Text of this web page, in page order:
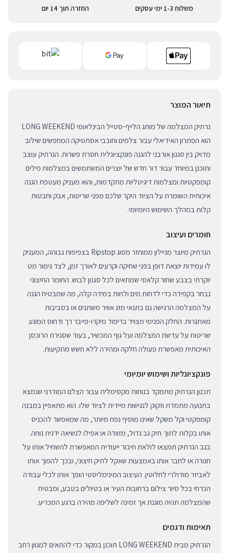
משלוח 1-3 ימי עסקים החזרה תוך 14 יום
תיאור המוצר
נרתיק המצלמה של מותג הלייף-סטייל הבינלאומי LONG WEEKEND
הוא הפתרון האידיאלי עבור צלמים וחובבי אסתטיקה המחפשים שילוב
מדויק בין סגנון אורבני להגנה פונקציונלית חסרת פשרות. הנרתיק עוצב
ותוכנן במיוחד עבור דור חדש של יוצרים המשתמשים במצלמות פילים
קומפקטיות ומצלמות דיגיטליות מתקדמות, והוא מעניק מעטפת הגנה
איכותית השומרת על הציוד היקר שלכם מפני שריטות, אבק וחבטות
קלות במהלך השימוש היומיומי.
חומרים ועיצוב
הנרתיק מיוצר מניילון ממוחזר מסוג Ripstop בצפיפות גבוהה, המעניק
לו עמידות יוצאת דופן בפני שחיקה וקרעים לאורך זמן, לצד גימור מט
יוקרתי בצבע שחור קלאסי שמתאים לכל סגנון לבוש. החומר החיצוני
נבחר בקפידה כדי לדחות מים ולחות במידה קלה, מה שמבטיח הגנה
על המצלמה הרגישה גם בתנאי מזג אוויר משתנים או בסביבות
מאתגרות. החלק הפנימי מצויד בריפוד מיקרו-פייבר רך ודחוס המונע
שריטות על עדשת המצלמה ועל גוף המכשיר, בעוד שסגירת הרוכסן
האיכותית מאפשרת פעולה חלקה ומהירה ללא חשש מתקיעות.
פונקציונליות ושימוש יומיומי
תכנון הנרתיק מתמקד בנוחות מקסימלית עבור הצלם המודרני שנמצא
בתנועה מתמדת וזקוק לנגישות מיידית לציוד שלו. הוא מתאפיין במבנה
קומפקטי וקל משקל שאינו מוסיף נפח מיותר, מה שמאפשר להכניס
אותו בקלות לתוך תיק גב גדול, מזוודה או אפילו לנשיאה ידנית נוחה.
בגב הנרתיק תמצאו לולאת חיבור ייעודית המאפשרת להשחיל אותו על
חגורה או לחבר אותו באמצעות שאקל לתיק חיצוני, ובכך להפוך אותו
לאביזר מודולרי לחלוטין. העיצוב המינימליסטי הופך אותו לכלי עבודה
הכרחי בכל סיור צילום ברחובות העיר או בטיולים בטבע, ומבטיח
שהמצלמה תהיה מוגנת אך זמינה לשליפה מהירה ברגע המכריע.
תאימות ודגמים
הנרתיק מבית LONG WEEKEND תוכנן במקור כדי להתאים למגוון רחב